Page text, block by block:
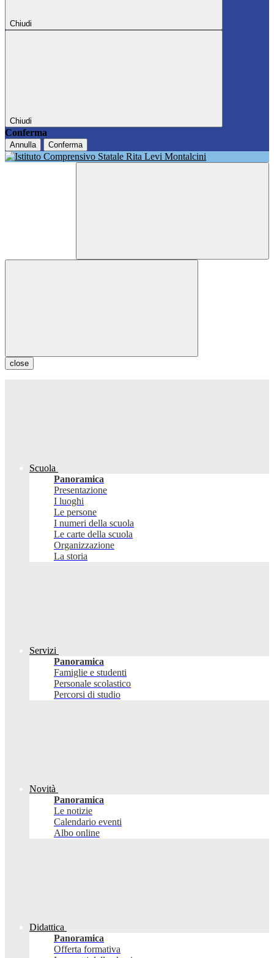
Chiudi
Chiudi
Conferma
Annulla Conferma
close
Scuola
Panoramica
Presentazione
I luoghi
Le persone
I numeri della scuola
Le carte della scuola
Organizzazione
La storia
Servizi
Panoramica
Famiglie e studenti
Personale scolastico
Percorsi di studio
Novità
Panoramica
Le notizie
Calendario eventi
Albo online
Didattica
Panoramica
Offerta formativa